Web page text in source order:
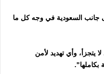
جانب السعودية في وجه كل ما
وأي تهديد لأمن
بكاملها".